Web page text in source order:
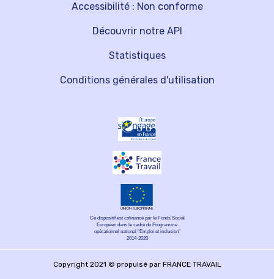
Découvrir notre API
Statistiques
Accessibilité : Non conforme
Conditions générales d'utilisation
Ce dispositif est cofinancé par le Fonds Social
Européen dans le cadre du Programme
opérationnel national "Emploi et inclusion"
2014-2020
Copyright 2021 © propulsé par FRANCE TRAVAIL